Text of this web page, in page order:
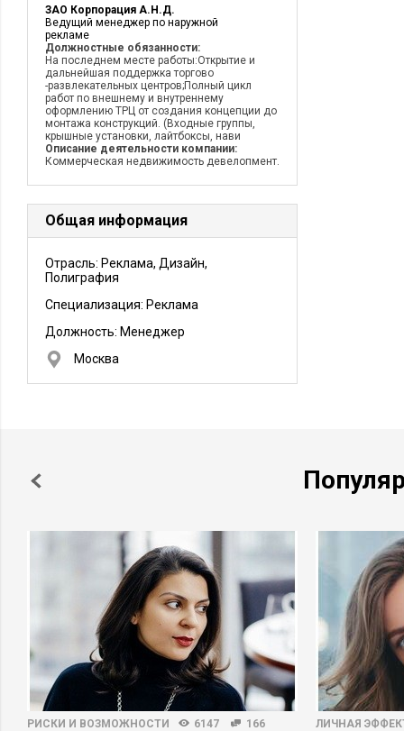
ЗАО Корпорация А.Н.Д.
Ведущий менеджер по наружной
рекламе
Должностные обязанности:
На последнем месте работы:Открытие и
дальнейшая поддержка торгово
-развлекательных центров;Полный цикл
работ по внешнему и внутреннему
оформлению ТРЦ от создания концепции до
монтажа конструкций. (Входные группы,
крышные установки, лайтбоксы, нави
Описание деятельности компании:
Коммерческая недвижимость девелопмент.
Общая информация
Отрасль: Реклама, Дизайн,
Полиграфия
Специализация: Реклама
Должность: Менеджер
Москва
РИСКИ И ВОЗМОЖНОСТИ 6147 166 ЛИЧНАЯ